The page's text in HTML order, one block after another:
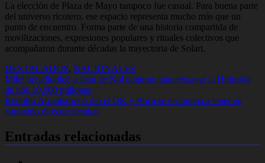
La elección de Plaza de Mayo tampoco fue casual. Para buena parte
del universo ricotero, ese espacio representa mucho más que un
punto de encuentro. Forma parte de una historia compartida de
movilizaciones, expresiones populares y rituales colectivos que
acompañaron durante décadas la trayectoria de Solari.
DESTACADOS, NACIONALES
Navegación
de
entradas
Milei preadjudicó a Jean de Nul contrato para excavar la Hidrovía
de u$s 10.000 millones
Rodolfo Arruabarrena dio el OK y Boca se encamina a tener un
conocido director técnico
Entradas relacionadas